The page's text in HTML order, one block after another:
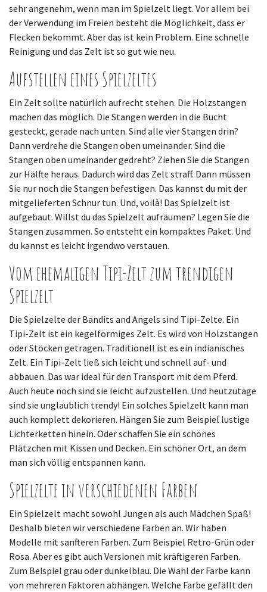
sehr angenehm, wenn man im Spielzelt liegt. Vor allem bei
der Verwendung im Freien besteht die Möglichkeit, dass er
Flecken bekommt. Aber das ist kein Problem. Eine schnelle
Reinigung und das Zelt ist so gut wie neu.
Aufstellen eines Spielzeltes
Ein Zelt sollte natürlich aufrecht stehen. Die Holzstangen
machen das möglich. Die Stangen werden in die Bucht
gesteckt, gerade nach unten. Sind alle vier Stangen drin?
Dann verdrehe die Stangen oben umeinander. Sind die
Stangen oben umeinander gedreht? Ziehen Sie die Stangen
zur Hälfte heraus. Dadurch wird das Zelt straff. Dann müssen
Sie nur noch die Stangen befestigen. Das kannst du mit der
mitgelieferten Schnur tun. Und, voilà! Das Spielzelt ist
aufgebaut. Willst du das Spielzelt aufräumen? Legen Sie die
Stangen zusammen. So entsteht ein kompaktes Paket. Und
du kannst es leicht irgendwo verstauen.
Vom ehemaligen Tipi-Zelt zum trendigen
Spielzelt
Die Spielzelte der Bandits and Angels sind Tipi-Zelte. Ein
Tipi-Zelt ist ein kegelförmiges Zelt. Es wird von Holzstangen
oder Stöcken getragen. Traditionell ist es ein indianisches
Zelt. Ein Tipi-Zelt ließ sich leicht und schnell auf- und
abbauen. Das war ideal für den Transport mit dem Pferd.
Auch heute noch sind sie leicht aufzustellen. Und heutzutage
sind sie unglaublich trendy! Ein solches Spielzelt kann man
auch komplett dekorieren. Hängen Sie zum Beispiel lustige
Lichterketten hinein. Oder schaffen Sie ein schönes
Plätzchen mit Kissen und Decken. Ein schöner Ort, an dem
man sich völlig entspannen kann.
Spielzelte in verschiedenen Farben
Ein Spielzelt macht sowohl Jungen als auch Mädchen Spaß!
Deshalb bieten wir verschiedene Farben an. Wir haben
Modelle mit sanfteren Farben. Zum Beispiel Retro-Grün oder
Rosa. Aber es gibt auch Versionen mit kräftigeren Farben.
Zum Beispiel grau oder dunkelblau. Die Wahl der Farbe kann
von mehreren Faktoren abhängen. Welche Farbe gefällt den